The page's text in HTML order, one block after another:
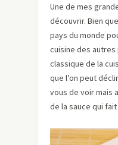
Une de mes
découvrir. Bien
pays du monde
cuisine des autres
classique de la
que l’on peut
vous de voir mais
de la sauce qui